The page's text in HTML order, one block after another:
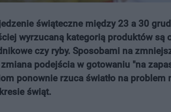
świąteczne między 23 a 30
wyrzucaną kategorią produktów są
czy ryby. Sposobami na
podejścia w gotowaniu "na
ponownie rzuca światło na
świąt.